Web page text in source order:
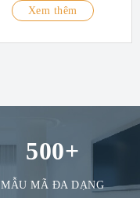
Xem thêm
500+
MẪU MÃ ĐA DẠNG